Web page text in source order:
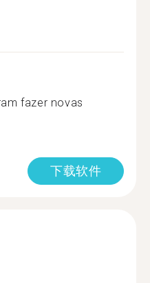
fazer novas
下载软件